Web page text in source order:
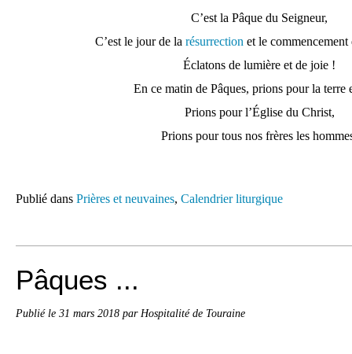
C’est la Pâque du Seigneur,
C’est le jour de la résurrection et le
Éclatons de lumière et de joie !
En ce matin de Pâques, prions pour la terre
Prions pour l’Église du Christ,
Prions pour tous nos frères les
Publié dans Prières et neuvaines, Calendrier liturgique
Pâques ...
Publié le 31 mars 2018 par Hospitalité de Touraine